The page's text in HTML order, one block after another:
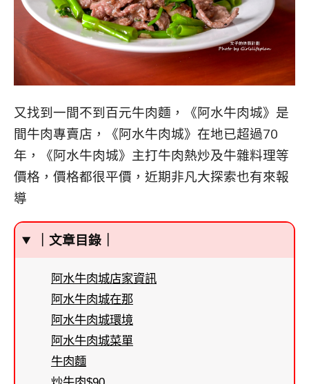
又找到一間不到百元牛肉麵，《阿水牛肉城》是
間牛肉專賣店，《阿水牛肉城》在地已超過70
年，《阿水牛肉城》主打牛肉熱炒及牛雜料理等
價格，價格都很平價，近期非凡大探索也有來報
導
｜文章目錄｜
阿水牛肉城店家資訊
阿水牛肉城在那
阿水牛肉城環境
阿水牛肉城菜單
牛肉麵